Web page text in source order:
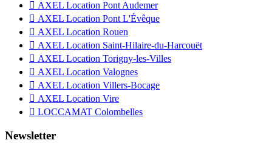
 AXEL Location Pont Audemer
 AXEL Location Pont L'Évêque
 AXEL Location Rouen
 AXEL Location Saint-Hilaire-du-Harcouët
 AXEL Location Torigny-les-Villes
 AXEL Location Valognes
 AXEL Location Villers-Bocage
 AXEL Location Vire
 LOCCAMAT Colombelles
Newsletter